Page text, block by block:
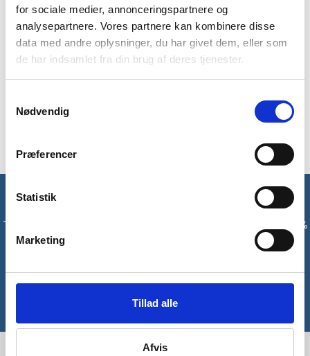
for sociale medier, annonceringspartnere og
analysepartnere. Vores partnere kan kombinere disse
data med andre oplysninger, du har givet dem, eller som
de har indsamlet fra din brug af deres tjenester.
Nødvendig
Præferencer
Statistik
Marketing
Tillad alle
Afvis
BRAND
FAQ
Camelbak Podium 620 ml er en drikkeflaske, der passer til de
fleste flaskeholdere og giver mere væske med mindre
anstrengelse. Den selvlukkende hætte reducere spild og
under transport. Designet gør den nem at rengøre, og alle
Tilmeld dig vores nyhedsbrev og modtag med det samme en 10%
Tilmeld
*Gælder ikke allerede nedsatte varer